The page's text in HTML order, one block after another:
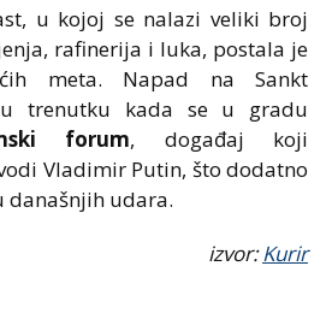
u kojoj se nalazi veliki broj
rafinerija i luka, postala je
meta. Napad na Sankt
trenutku kada se u gradu
forum, događaj koji
Vladimir Putin, što dodatno
današnjih udara.
izvor:Kurir